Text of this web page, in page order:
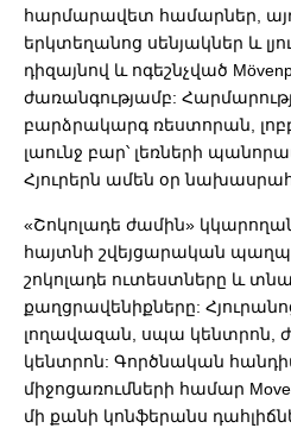
հարմարավետ համարներ,
երկտեղանոց սենյակներ և
դիզայնով և ոգեշնչված
ժառանգությամբ:
բարձրակարգ ռեստորան,
լաունջ բար՝ լեռների
Հյուրերն ամեն օր
«Շոկոլադե ժամին»
հայտնի շվեյցարական
շոկոլադե ուտեստները և
քաղցրավենիքները:
լողավազան, սպա կենտրոն,
կենտրոն: Գործնական
միջոցառումների համար
մի քանի կոնֆերանս